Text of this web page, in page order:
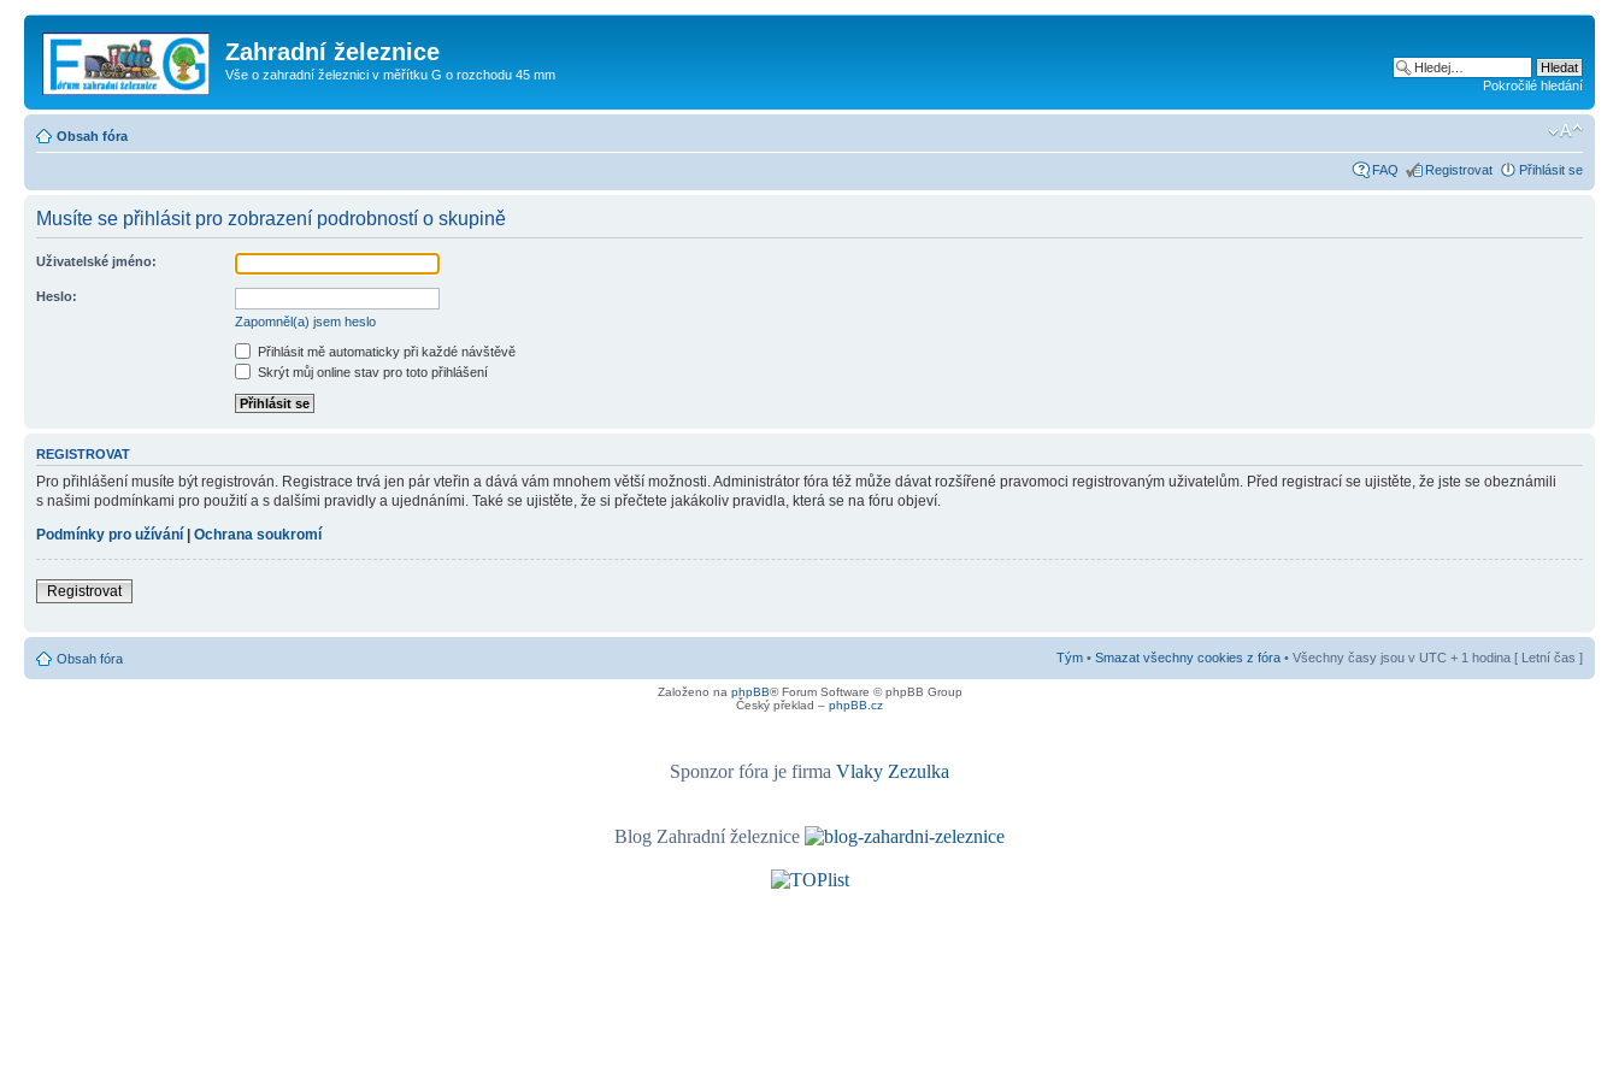
Zahradní železnice
Vše o zahradní železnici v měřítku G o rozchodu 45 mm
Pokročilé hledání
Obsah fóra
FAQ Registrovat Přihlásit se
Musíte se přihlásit pro zobrazení podrobností o skupině
Uživatelské jméno:
Heslo:
Zapomněl(a) jsem heslo
Přihlásit mě automaticky při každé návštěvě
Skrýt můj online stav pro toto přihlášení
REGISTROVAT
Pro přihlášení musíte být registrován. Registrace trvá jen pár vteřin a dává vám mnohem větší možnosti. Administrátor fóra též může dávat rozšířené pravomoci registrovaným uživatelům. Před registrací se ujistěte, že jste se obeznámili
s našimi podmínkami pro použití a s dalšími pravidly a ujednáními. Také se ujistěte, že si přečtete jakákoliv pravidla, která se na fóru objeví.
Podmínky pro užívání
Ochrana soukromí
Registrovat
Obsah fóra Tým • Smazat všechny cookies z fóra • Všechny časy jsou v UTC + 1 hodina [ Letní čas ]
Založeno na phpBB® Forum Software © phpBB Group
Český překlad – phpBB.cz
Sponzor fóra je firma Vlaky Zezulka
Blog Zahradní železnice